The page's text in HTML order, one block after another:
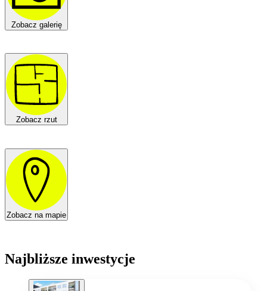
Zobacz galerię
Zobacz rzut
Zobacz na mapie
Najbliższe inwestycje